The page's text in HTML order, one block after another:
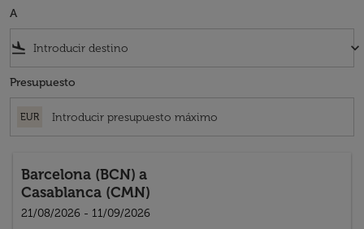
A
flight_land keyboard_arrow_down
Presupuesto
EUR
Barcelona (BCN) a
Casablanca (CMN)
21/08/2026 - 11/09/2026